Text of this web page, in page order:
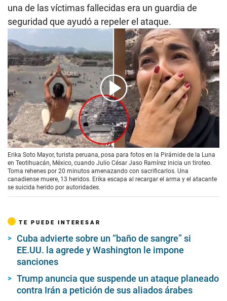
una de las víctimas fallecidas era un guardia de
seguridad que ayudó a repeler el ataque.
00:00/03:15
Erika Soto Mayor, turista peruana, posa para fotos en la Pirámide de la Luna
en Teotihuacán, México, cuando Julio César Jaso Ramírez inicia un tiroteo.
Toma rehenes por 20 minutos amenazando con sacrificarlos. Una
canadiense muere, 13 heridos. Erika escapa al recargar el arma y el atacante
se suicida herido por autoridades.
TE PUEDE INTERESAR
Cuba advierte sobre un “baño de sangre” si
EE.UU. la agrede y Washington le impone
sanciones
Trump anuncia que suspende un ataque planeado
contra Irán a petición de sus aliados árabes